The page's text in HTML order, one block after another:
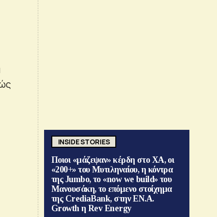
INSIDE STORIES
Ποιοι «μάζεψαν» κέρδη στο ΧΑ, οι
«200+» του Μυτιληναίου, η κόντρα
της Jumbo, το «now we build» του
Μανουσάκη, το επόμενο στοίχημα
της CrediaBank, στην ΕΝ.Α.
Growth η Rev Energy